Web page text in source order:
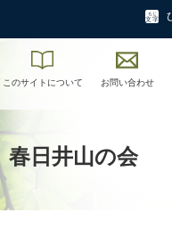
このサイトについて お問い合わせ
春日井山の会